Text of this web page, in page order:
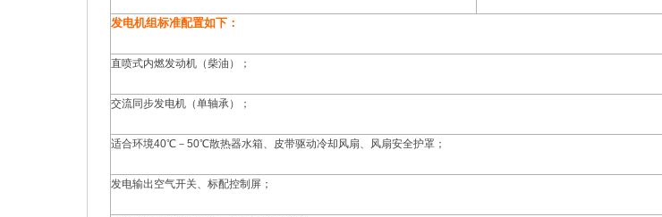
发电机组标准配置如下：
直喷式内燃发动机（柴油）；
交流同步发电机（单轴承）；
适合环境40℃－50℃散热器水箱、皮带驱动冷却风扇、风扇安全护罩；
发电输出空气开关、标配控制屏；